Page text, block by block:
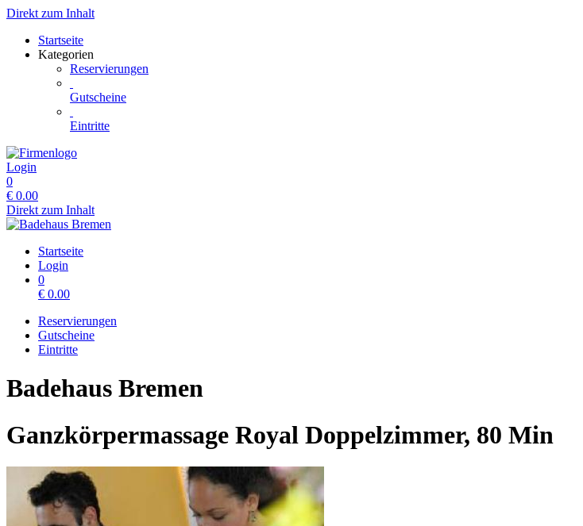
Direkt zum Inhalt
Startseite
Kategorien
Reservierungen
Gutscheine
Eintritte
Login
0
€ 0.00
Direkt zum Inhalt
Startseite
Login
0
€ 0.00
Reservierungen
Gutscheine
Eintritte
Badehaus Bremen
Ganzkörpermassage Royal Doppelzimmer, 80 Min